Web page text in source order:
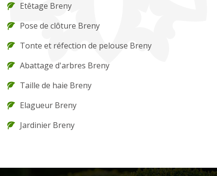
Etêtage Breny
Pose de clôture Breny
Tonte et réfection de pelouse Breny
Abattage d'arbres Breny
Taille de haie Breny
Elagueur Breny
Jardinier Breny